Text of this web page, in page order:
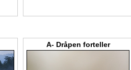
A- Dråpen forteller